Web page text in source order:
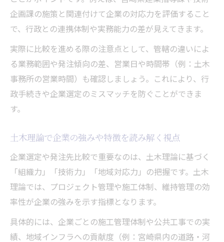
企画課の施策と関連付けて企業の対応力を評価すること
で、行政との連携体制や実務能力の差が見えてきます。
実際に比較を進める際の注意点として、管轄の違いによ
る業務範囲や発注傾向の差、営業日や時間帯（例：土木
事務所の営業時間）も確認しましょう。これにより、行
政手続きや企業選定のミスマッチを防ぐことができま
す。
土木理論で企業の強みや特徴を読み解く視点
企業選定や発注先比較で重要なのは、土木理論に基づく
「組織力」「技術力」「地域対応力」の把握です。土木
理論では、プロジェクト管理や施工体制、維持管理の効
率性が企業の強みを示す指標となります。
具体的には、企業ごとの施工管理体制や公共工事での実
績、地域インフラへの貢献度（例：宮崎県内の道路・河